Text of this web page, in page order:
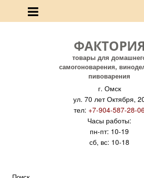
ФАКТОРИЯ
товары для
самогоноварения,
пивоварения
г. Омск
ул. 70 лет Октября,
тел: +7-904-587-28-
Часы работы:
пн-пт: 10-19
сб, вс: 10-18